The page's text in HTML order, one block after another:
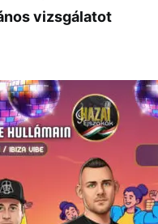
vizsgálatot